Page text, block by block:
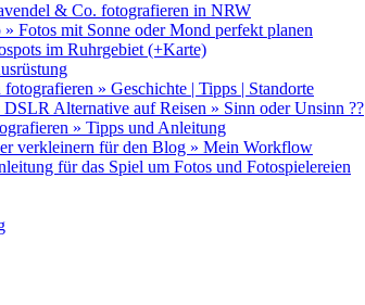
& Co. fotografieren in NRW
Fotos mit Sonne oder Mond perfekt planen
im Ruhrgebiet (+Karte)
fotografieren » Geschichte | Tipps | Standorte
DSLR Alternative auf Reisen » Sinn oder Unsinn ??
» Tipps und Anleitung
verkleinern für den Blog » Mein Workflow
für das Spiel um Fotos und Fotospielereien